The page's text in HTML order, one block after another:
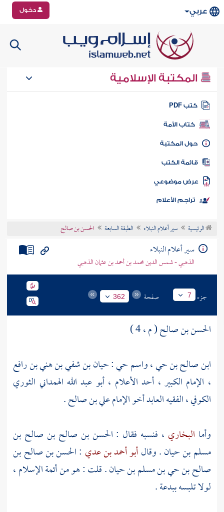
عربي دخول
المكتبة الإسلامية
كتب PDF
كتاب الأمة
المكتبة
الكتب
موضوعي
تراجم الأعلام
الرئيسية سير أعلام النبلاء الطبقة السابعة الحسن بن صالح
سير أعلام النبلاء
الذهبي - شمس الدين محمد بن أحمد بن عثمان الذهبي
جزء 7 صفحة 362
الحسن بن صالح ( م ، 4 )
ابن صالح بن حي ، واسم حي : حيان بن شفي بن هني بن رافع
، الإمام الكبير ، أحد الأعلام ، أبو عبد الله الهمداني الثوري
الكوفي ، الفقيه العابد أخوالإمام علي بن صالح.
وأما البخاري ، فنسبه فقال : الحسن بن صالح بن صالح بن
مسلم بن حيان. وقالأبو أحمد بن عدي :الحسن بن صالح بن
صالح بن حي بن مسلم بن حيان. قلت : هو من أئمة الإسلام ،
لولا تلبسه ببدعة .